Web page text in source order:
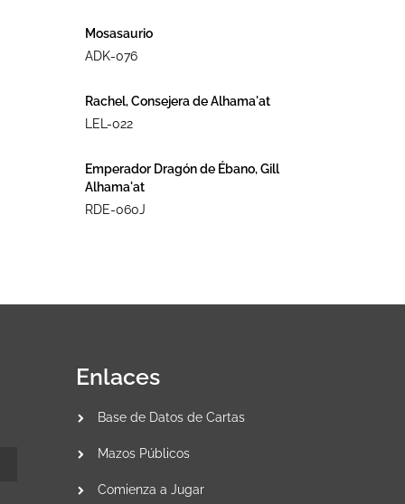
Mosasaurio
ADK-076
Rachel, Consejera de Alhama'at
LEL-022
Emperador Dragón de Ébano, Gill
Alhama'at
RDE-060J
Enlaces
Base de Datos de Cartas
Mazos Públicos
Comienza a Jugar